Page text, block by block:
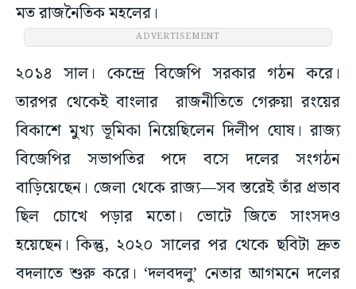
মত রাজনৈতিক মহলের।
ADVERTISEMENT
২০১৪ সাল। কেন্দ্রে বিজেপি সরকার গঠন করে।
তারপর থেকেই বাংলার রাজনীতিতে গেরুয়া রংয়ের
বিকাশে মুখ্য ভূমিকা নিয়েছিলেন দিলীপ ঘোষ। রাজ্য
বিজেপির সভাপতির পদে বসে দলের সংগঠন
বাড়িয়েছেন। জেলা থেকে রাজ্য—সব স্তরেই তাঁর প্রভাব
ছিল চোখে পড়ার মতো। ভোটে জিতে সাংসদও
হয়েছেন। কিন্তু, ২০২০ সালের পর থেকে ছবিটা দ্রুত
বদলাতে শুরু করে। ‘দলবদলু’ নেতার আগমনে দলের